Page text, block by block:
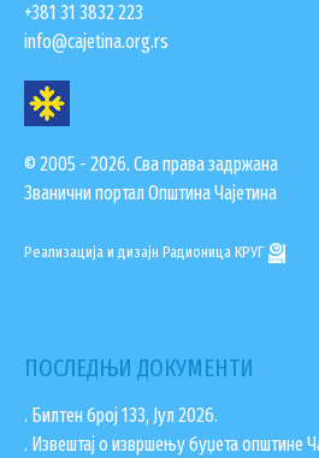
+381 31 3832 223
info@cajetina.org.rs
© 2005 - 2026. Сва права задржана
Званични портал Општина Чајетина
Реализација и дизајн Радионица КРУГ
ПОСЛЕДЊИ ДОКУМЕНТИ
. Билтен број 133, Јул 2026.
. Извештај о извршењу буџета општине